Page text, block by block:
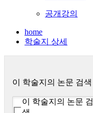
공개강의
home
학술지 상세
이 학술지의 논문 검색
이 학술지의 논문 검